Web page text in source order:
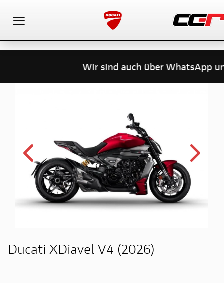
Wir sind auch über WhatsApp
Ducati XDiavel V4 (2026)